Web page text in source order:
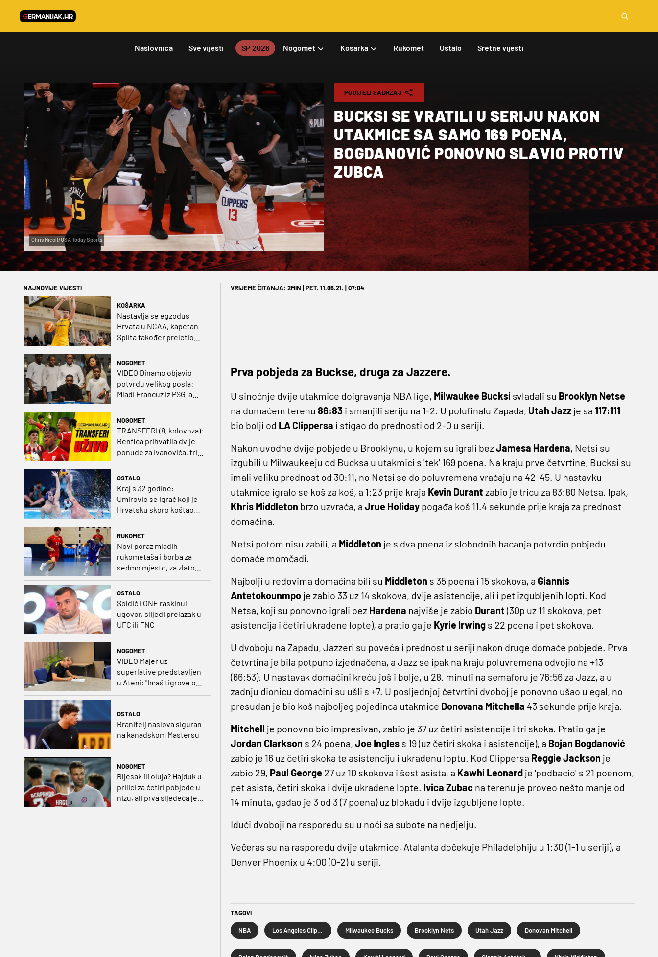
Naslovnica Sve vijesti SP 2026 Nogomet Košarka Rukomet Ostalo Sretne vijesti
Chris Nicoll/USA Today Sports
PODIJELI SADRŽAJ
BUCKSI SE VRATILI U SERIJU NAKON
UTAKMICE SA SAMO 169 POENA,
BOGDANOVIĆ PONOVNO SLAVIO PROTIV
ZUBCA
NAJNOVIJE VIJESTI
KOŠARKA
Nastavlja se egzodus
Hrvata u NCAA, kapetan
Splita također preletio
NOGOMET
VIDEO Dinamo objavio
potvrdu velikog posla:
Mladi Francuz iz PSG-a
NOGOMET
TRANSFERI (8. kolovoza):
Benfica prihvatila dvije
ponude za Ivanovića, tri
kluba u borbi za potpis
OSTALO
Kraj s 32 godine:
Umirovio se igrač koji je
Hrvatsku skoro koštao
svjetskog zlata
RUKOMET
Novi poraz mladih
rukometaša i borba za
sedmo mjesto, za zlato
OSTALO
Soldić i ONE raskinuli
ugovor, slijedi prelazak u
UFC ili FNC
NOGOMET
VIDEO Majer uz
superlative predstavljen
u Ateni: "Imaš tigrove oči,
vrlo si inteligentan"
OSTALO
Branitelj naslova siguran
na kanadskom Mastersu
NOGOMET
Bljesak ili oluja? Hajduk u
prilici za četiri pobjede u
nizu, ali prva sljedeća je
VRIJEME ČITANJA: 2MIN | PET. 11.06.21. | 07:04
Prva pobjeda za Buckse, druga za Jazzere.
U sinoćnje dvije utakmice doigravanja NBA lige, Milwaukee Bucksi svladali su Brooklyn Netse
na domaćem terenu 86:83 i smanjili seriju na 1-2. U polufinalu Zapada, Utah Jazzje sa 117:111
bio bolji od LA Clippersa i stigao do prednosti od 2-0 u seriji.
Nakon uvodne dvije pobjede u Brooklynu, u kojem su igrali bezJamesa Hardena, Netsi su
izgubili u Milwaukeeju od Bucksa u utakmici s 'tek' 169 poena. Na kraju prve četvrtine, Bucksi su
imali veliku prednost od 30:11, no Netsi se do poluvremena vraćaju na 42-45. U nastavku
utakmice igralo se koš za koš, a 1:23 prije kraja Kevin Durant zabio je tricu za 83:80 Netsa. Ipak,
Khris Middleton brzo uzvraća, a Jrue Holiday pogađa koš 11.4 sekunde prije kraja za prednost
domaćina.
Netsi potom nisu zabili, a Middleton je s dva poena iz slobodnih bacanja potvrdio pobjedu
domaće momčadi.
Najbolji u redovima domaćina bili su Middleton s 35 poena i 15 skokova, a Giannis
Antetokounmpoje zabio 33 uz 14 skokova, dvije asistencije, ali i pet izgubljenih lopti. Kod
Netsa, koji su ponovno igrali bez Hardena najviše je zabio Durant (30p uz 11 skokova, pet
asistencija i četiri ukradene lopte), a pratio ga je Kyrie Irwing s 22 poena i pet skokova.
U dvoboju na Zapadu, Jazzeri su povećali prednost u seriji nakon druge domaće pobjede. Prva
četvrtina je bila potpuno izjednačena, a Jazz se ipak na kraju poluvremena odvojio na +13
(66:53). U nastavak domaćini kreću još i bolje, u 28. minuti na semaforu je 76:56 za Jazz, a u
zadnju dionicu domaćini su ušli s +7. U posljednjoj četvrtini dvoboj je ponovno ušao u egal, no
presudan je bio koš najboljeg pojedinca utakmice Donovana Mitchella 43 sekunde prije kraja.
Mitchell je ponovno bio impresivan, zabio je 37 uz četiri asistencije i tri skoka. Pratio ga je
Jordan Clarkson s 24 poena, Joe Ingless 19 (uz četiri skoka i asistencije), a Bojan Bogdanović
zabio je 16 uz četiri skoka te asistenciju i ukradenu loptu. Kod Clippersa Reggie Jackson je
zabio 29, Paul George27 uz 10 skokova i šest asista, a Kawhi Leonardje 'podbacio' s 21 poenom,
pet asista, četiri skoka i dvije ukradene lopte. Ivica Zubac na terenu je proveo nešto manje od
14 minuta, gađao je 3 od 3 (7 poena) uz blokadu i dvije izgubljene lopte.
Idući dvoboji na rasporedu su u noći sa subote na nedjelju.
Večeras su na rasporedu dvije utakmice, Atalanta dočekuje Philadelphiju u 1:30 (1-1 u seriji), a
Denver Phoenix u 4:00 (0-2) u seriji.
TAGOVI
NBA Los Angeles Clippers Milwaukee Bucks Brooklyn Nets Utah Jazz Donovan Mitchell